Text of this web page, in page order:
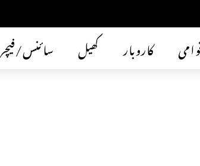
سائنس/فیچر کھیل کاروبار